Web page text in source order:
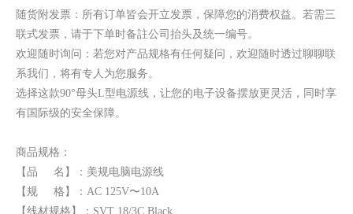
随货附发票：所有订单皆会开立发票，保障您的消费权益。若需三
联式发票，请于下单时备註公司抬头及统一编号。
欢迎随时询问：若您对产品规格有任何疑问，欢迎随时透过聊聊联
系我们，将有专人为您服务。
选择这款90°母头L型电源线，让您的电子设备摆放更灵活，同时享
有国际级的安全保障。
商品规格：
【品 名】：美规电脑电源线
【规 格】：AC 125V〜10A
【线材规格】：SVT 18/3C Black